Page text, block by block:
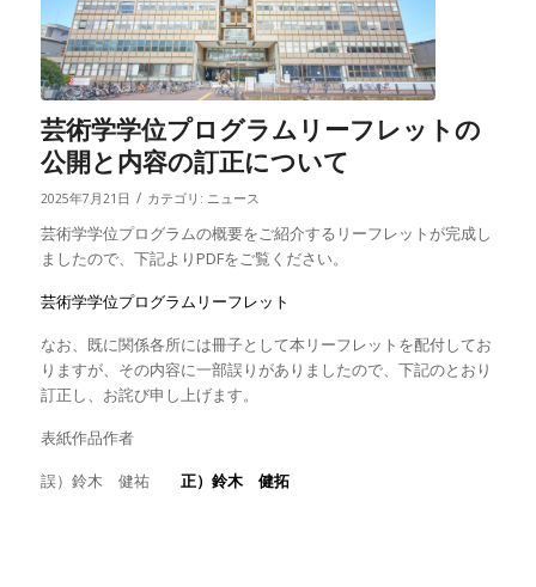
芸術学学位プログラムリーフレットの
公開と内容の訂正について
2025年7月21日 / カテゴリ: ニュース
芸術学学位プログラムの概要をご紹介するリーフレットが完成し
ましたので、下記よりPDFをご覧ください。
芸術学学位プログラムリーフレット
なお、既に関係各所には冊子として本リーフレットを配付してお
りますが、その内容に一部誤りがありましたので、下記のとおり
訂正し、お詫び申し上げます。
表紙作品作者
誤）鈴木 健祐 正）鈴木 健拓